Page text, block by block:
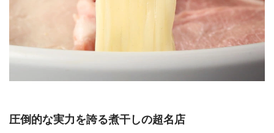
圧倒的な実力を誇る煮干しの超名店